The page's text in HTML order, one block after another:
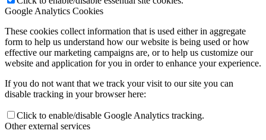
Google Analytics Cookies
These cookies collect information that is used either in aggregate
form to help us understand how our website is being used or how
effective our marketing campaigns are, or to help us customize our
website and application for you in order to enhance your experience.
If you do not want that we track your visit to our site you can
disable tracking in your browser here:
Click to enable/disable Google Analytics tracking.
Other external services